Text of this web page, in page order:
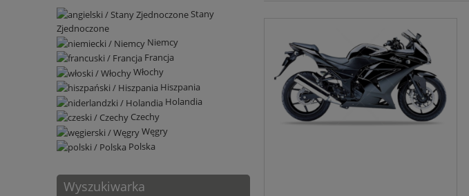
Stany
Zjednoczone
Niemcy
Francja
Włochy
Hiszpania
Holandia
Czechy
Węgry
Polska
Wyszukiwarka